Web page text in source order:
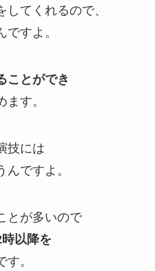
てくれるので、
すよ。
ことができ
す。
技には
ですよ。
とが多いので
以降を
す。